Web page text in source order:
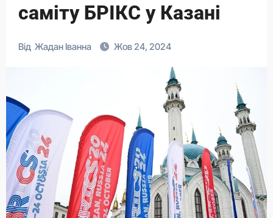
саміту БРІКС у Казані
Від Жадан Іванна Жов 24, 2024